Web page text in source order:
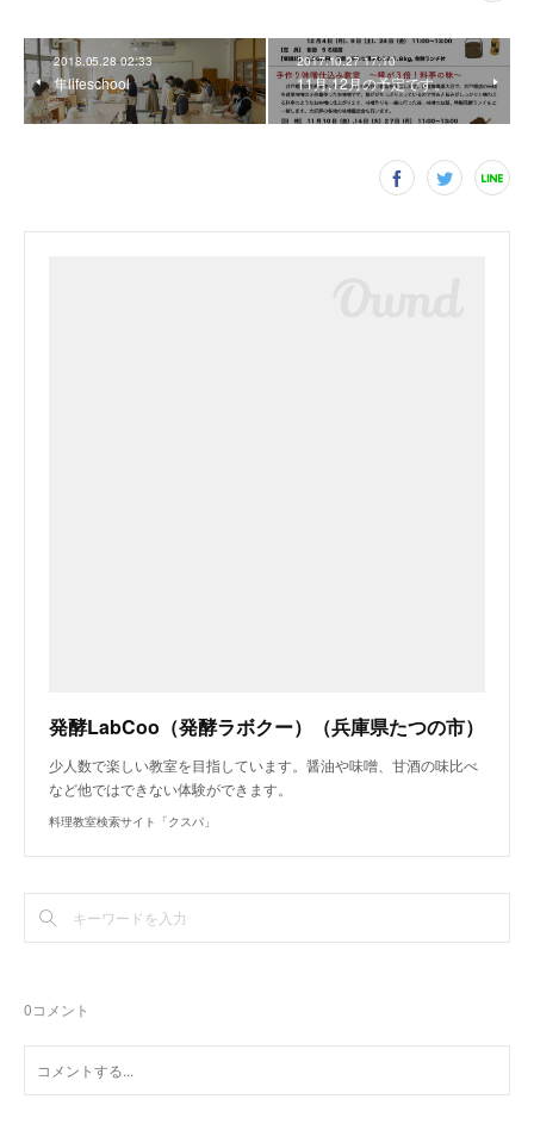
2018.05.28 02:33
隼lifeschool
2017.10.27 17:10
11月,12月の予定です。
発酵LabCoo（発酵ラボクー）（兵庫県たつの市）
少人数で楽しい教室を目指しています。醤油や味噌、甘酒の味比べ
など他ではできない体験ができます。
料理教室検索サイト「クスパ」
0コメント